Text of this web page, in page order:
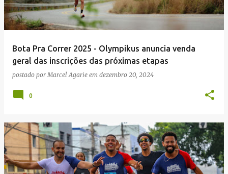
Bota Pra Correr 2025 - Olympikus anuncia venda
geral das inscrições das próximas etapas
postado porMarcel Agarie em dezembro 20, 2024
0